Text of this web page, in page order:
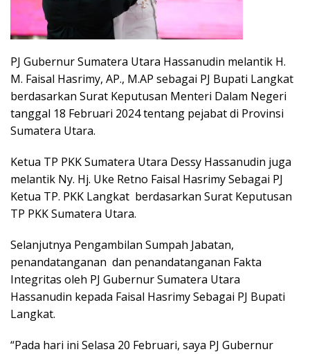
PJ Gubernur Sumatera Utara Hassanudin melantik H.
M. Faisal Hasrimy, AP., M.AP sebagai PJ Bupati Langkat
berdasarkan Surat Keputusan Menteri Dalam Negeri
tanggal 18 Februari 2024 tentang pejabat di Provinsi
Sumatera Utara.
Ketua TP PKK Sumatera Utara Dessy Hassanudin juga
melantik Ny. Hj. Uke Retno Faisal Hasrimy Sebagai PJ
Ketua TP. PKK Langkat berdasarkan Surat Keputusan
TP PKK Sumatera Utara.
Selanjutnya Pengambilan Sumpah Jabatan,
penandatanganan dan penandatanganan Fakta
Integritas oleh PJ Gubernur Sumatera Utara
Hassanudin kepada Faisal Hasrimy Sebagai PJ Bupati
Langkat.
“Pada hari ini Selasa 20 Februari, saya PJ Gubernur